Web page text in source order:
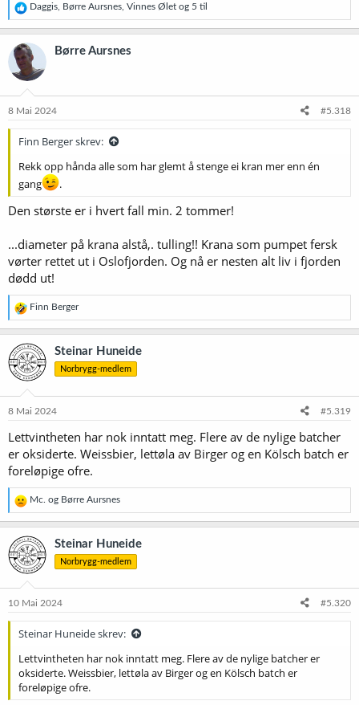
R
e
a
k
s
o
e
Daggis Børre Aursnes Vinnes Ølet og 5 til
Børre Aursnes
8 Mai 2024 #5.318
Finn Berger skrev:
Rekk opp hånda alle som har glemt å stenge ei kran mer enn én
gang
.
Den største er i hvert fall min. 2 tommer!
...diameter på krana alstå,. tulling!! Krana som pumpet fersk
vørter rettet ut i Oslofjorden. Og nå er nesten alt liv i fjorden
dødd ut!
R
e
a
k
s
j
o
e
:
Finn Berger
Steinar Huneide
Norbrygg-medlem
8 Mai 2024 #5.319
Lettvintheten har nok inntatt meg. Flere av de nylige batcher
er oksiderte. Weissbier, lettøla av Birger og en Kölsch batch er
foreløpige ofre.
R
e
a
k
s
j
o
e
Mc. og Børre Aursnes
Steinar Huneide
Norbrygg-medlem
10 Mai 2024 #5.320
Steinar Huneide skrev:
Lettvintheten har nok inntatt meg. Flere av de nylige batcher er
oksiderte. Weissbier, lettøla av Birger og en Kölsch batch er
foreløpige ofre.